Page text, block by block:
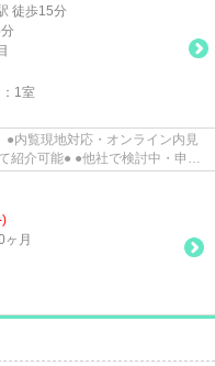
徒歩15分
1室
●内覧現地対応・オンライン内見
紹介可能● ●他社で検討中・申込
)
ヶ月